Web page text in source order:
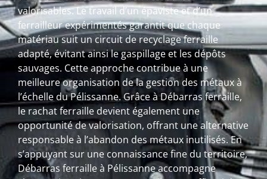
valorisables. Le travail d’un épaviste et d’un
ferrailleur expérimentés garantit que chaque
matériau suit un circuit de recyclage ferraille
adapté, évitant ainsi le gaspillage et les dépôts
sauvages. Cette approche contribue à une
meilleure organisation de la gestion des métaux à
l’échelle du Pélissanne. Grâce à Débarras ferraille,
le rachat ferraille devient également une
opportunité de valorisation, offrant une alternative
responsable à l’abandon des métaux inutilisés. En
s’appuyant sur une connaissance fine du territoire,
Débarras ferraille à Pélissanne accompagne